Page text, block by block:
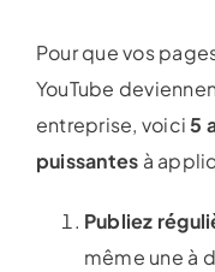
Pour que vos
YouTube
entreprise, voici5
puissantes à
Publiez
même une à